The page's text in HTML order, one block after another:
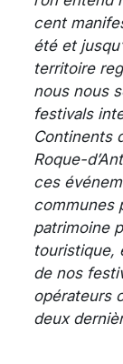
cent
été et
territoire
nous nous
festivals
Continents
Roque-
ces
communes
patrimoine
touristique,
de nos
opérateurs
deux